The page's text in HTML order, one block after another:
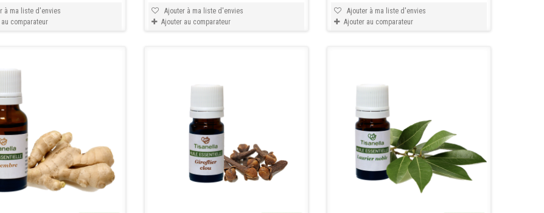
à ma liste d'envies
comparateur
Ajouter à ma liste d'envies
Ajouter au comparateur
Ajouter à ma liste d'envies
Ajouter au comparateur